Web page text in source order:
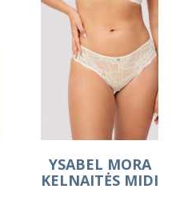
YSABEL MORA
KELNAITĖS MIDI